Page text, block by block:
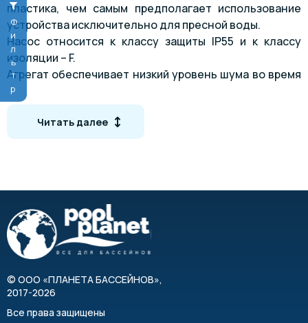
Фильтр
пластика, чем самым предполагает использование
устройства исключительно для пресной воды.
Насос относится к классу защиты IP55 и к классу
изоляции – F.
Агрегат обеспечивает низкий уровень шума во время
работы и не требует особых условий во время
эксплуатации или обслуживания.
СХЕМА МОНТАЖА
НАПОРНАЯ ПРОИЗВОДИТЕЛЬНОСТЬ
Читать далее
© ООО «ПЛАНЕТА БАССЕЙНОВ»,
2017-2026
Все права защищены